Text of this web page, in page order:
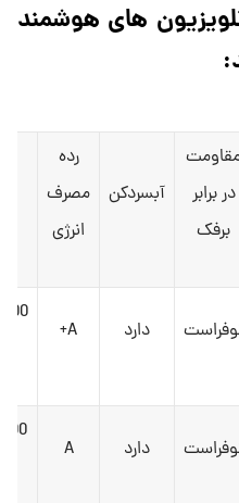
های هوشمند
در برابر
برفک
آبسردکن
رده
مصرف
انرژی
دارد A+
دارد A